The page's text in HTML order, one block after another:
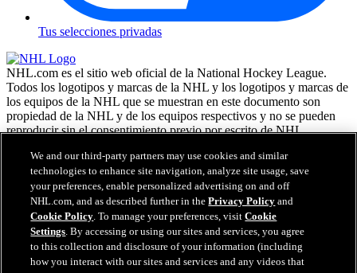
Tus selecciones privadas
NHL.com es el sitio web oficial de la National Hockey League.
Todos los logotipos y marcas de la NHL y los logotipos y marcas de
los equipos de la NHL que se muestran en este documento son
propiedad de la NHL y de los equipos respectivos y no se pueden
reproducir sin el consentimiento previo por escrito de NHL
las camisetas de los equipos de la NHL, personalizadas con los
nombres y números de los jugadores, tienen licencia oficial de la
NHL y la NHLPA. La marca denominativa Zamboni y la
configuración de la máquina reparadora de hielo Zamboni son
marcas comerciales registradas de Frank J. Zamboni & Co., Inc. (c)
Frank J. Zamboni & Co., Inc. 2026. Todos los derechos reservados.
Cualquier otra marca comercial o copyright de terceros, es
propiedad de sus respectivos dueños. Reservados todos los
We and our third-party partners may use cookies and similar
technologies to enhance site navigation, analyze site usage, save
your preferences, enable personalized advertising on and off
NHL.com, and as described further in thePrivacy Policy and
Cookie Policy. To manage your preferences, visitCookie
Settings. By accessing or using our sites and services, you agree
to this collection and disclosure of your information (including
how you interact with our sites and services and any videos that